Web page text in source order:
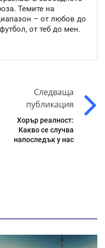
Темите на
– от любов до
от теб до мен.
Следваща
публикация
Хорър реалност:
Какво се случва
напоследък у нас